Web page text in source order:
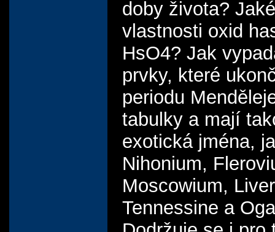
doby života?
vlastnosti oxid
HsO4? Jak
prvky, které
periodu
tabulky a mají
exotická jména,
Nihonium,
Moscowium,
Tennessine a